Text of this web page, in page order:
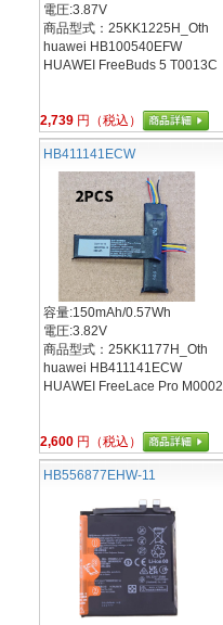
電圧:3.87V
商品型式：25KK1225H_Oth
huawei HB100540EFW
HUAWEI FreeBuds 5 T0013C
2,739 円（税込）
HB411141ECW
容量:150mAh/0.57Wh
電圧:3.82V
商品型式：25KK1177H_Oth
huawei HB411141ECW
HUAWEI FreeLace Pro M0002
2,600 円（税込）
HB556877EHW-11